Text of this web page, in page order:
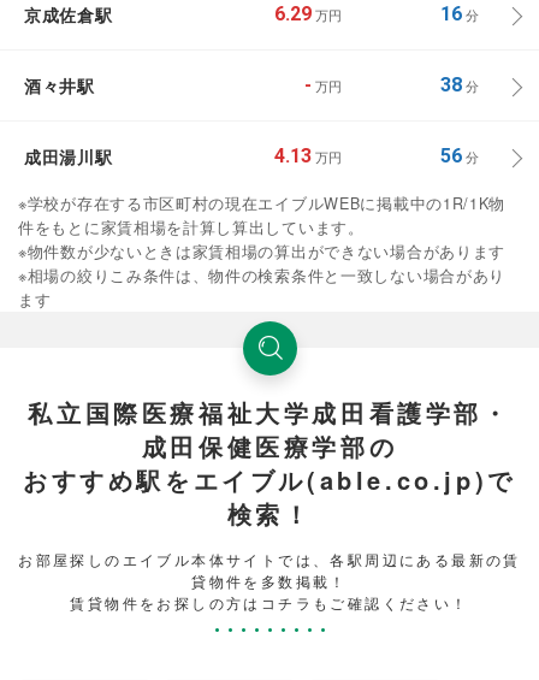
京成佐倉駅 6.29 万円 16分
酒々井駅 - 万円 38分
成田湯川駅 4.13 万円 56分
※学校が存在する市区町村の現在エイブルWEBに掲載中の1R/1K物
件をもとに家賃相場を計算し算出しています。
※物件数が少ないときは家賃相場の算出ができない場合があります
※相場の絞りこみ条件は、物件の検索条件と一致しない場合があり
ます
私立国際医療福祉大学成田看護学部・
成田保健医療学部の
おすすめ駅をエイブル(able.co.jp)で
検索！
お部屋探しのエイブル本体サイトでは、各駅周辺にある最新の賃
貸物件を多数掲載！
賃貸物件をお探しの方はコチラもご確認ください！